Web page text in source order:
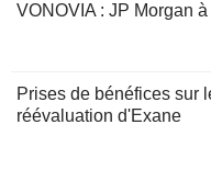
VONOVIA : JP Morgan
Prises de bénéfices sur
réévaluation d'Exane